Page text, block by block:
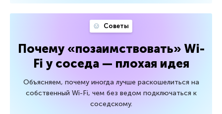
Советы
Почему «позаимствовать» Wi-
Fi у соседа — плохая идея
Объясняем, почему иногда лучше раскошелиться на
собственный Wi-Fi, чем без ведом подключаться к
соседскому.